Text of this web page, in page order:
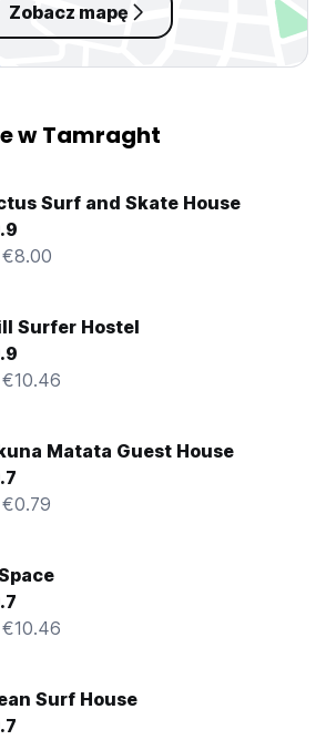
Zobacz mapę
w Tamraght
Surf and Skate House
Surfer Hostel
Matata Guest House
Surf House